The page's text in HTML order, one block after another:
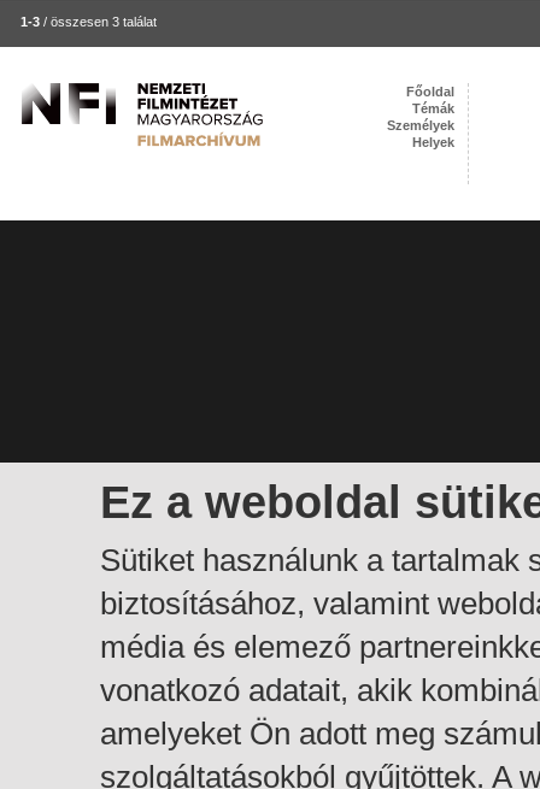
1-3 / összesen 3 találat
Ez a weboldal
Sütiket használunk a tartalmak
biztosításához, valamint
média és elemező
vonatkozó adatait, akik
amelyeket Ön adott meg
szolgáltatásokból gyűjtöttek. A
Főoldal
Témák
Személyek
Helyek